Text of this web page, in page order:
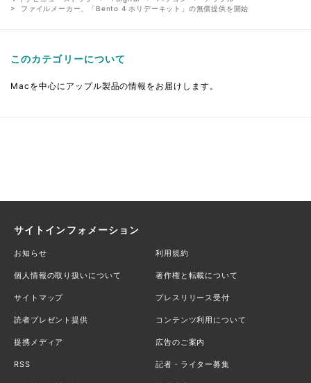
ファイルメーカー、「Bento 4 ホリデーキット」の無償提供を開始
このカテゴリーについて
Macを中心にアップル製品の情報をお届けします。
サイトインフォメーション
お知らせ 利用規約
個人情報の取り扱いについて 著作権と転載について
サイトマップ プレスリリース受付
読者プレゼント提供 コンテンツ利用について
提携メディア 広告のご案内
RSS 記者・ライター募集